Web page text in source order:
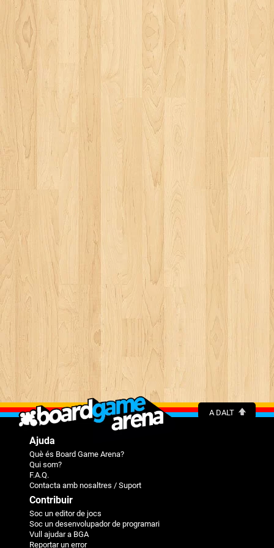
A DALT
Ajuda
Què és Board Game Arena?
Qui som?
F.A.Q.
Contacta amb nosaltres / Suport
Contribuir
Soc un editor de jocs
Soc un desenvolupador de programari
Vull ajudar a BGA
Reportar un error